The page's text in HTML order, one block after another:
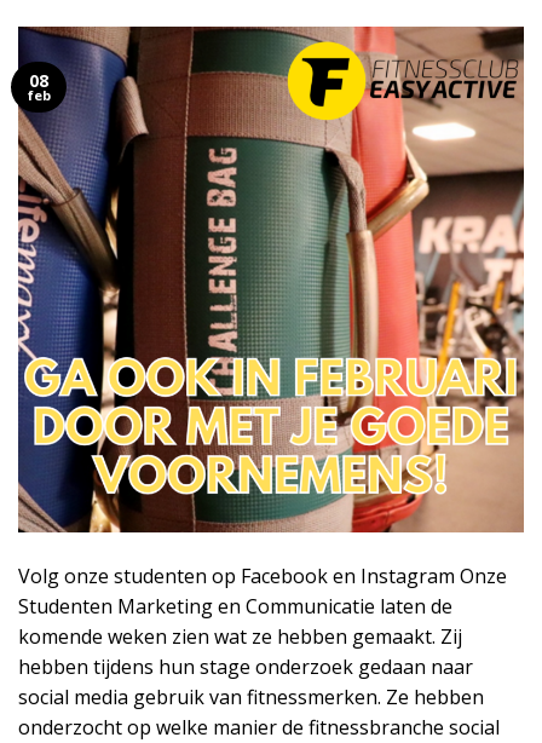
08
feb
Volg onze studenten op Facebook en Instagram Onze
Studenten Marketing en Communicatie laten de
komende weken zien wat ze hebben gemaakt. Zij
hebben tijdens hun stage onderzoek gedaan naar
social media gebruik van fitnessmerken. Ze hebben
onderzocht op welke manier de fitnessbranche social